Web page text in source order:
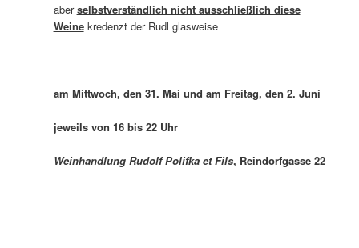
aberselbstverständlich nicht ausschließlich diese
Weinekredenzt der Rudl glasweise
am Mittwoch, den 31. Mai und am Freitag, den 2. Juni
jeweils von 16 bis 22 Uhr
Weinhandlung Rudolf Polifka et Fils, Reindorfgasse 22